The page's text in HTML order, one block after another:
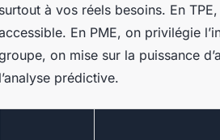
surtout à vos réels besoins. En
En PME, on privilégie
on mise sur la puissance
l’analyse prédictive.